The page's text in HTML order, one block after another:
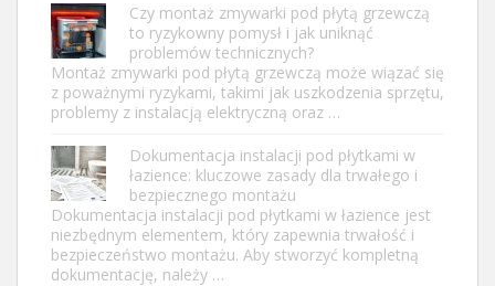
Czy montaż zmywarki pod płytą grzewczą
to ryzykowny pomysł i jak uniknąć
problemów technicznych?
Montaż zmywarki pod płytą grzewczą może wiązać się
z poważnymi ryzykami, takimi jak uszkodzenia sprzętu,
problemy z instalacją elektryczną oraz …
Dokumentacja instalacji pod płytkami w
łazience: kluczowe zasady dla trwałego i
bezpiecznego montażu
Dokumentacja instalacji pod płytkami w łazience jest
niezbędnym elementem, który zapewnia trwałość i
bezpieczeństwo montażu. Aby stworzyć kompletną
dokumentację, należy …